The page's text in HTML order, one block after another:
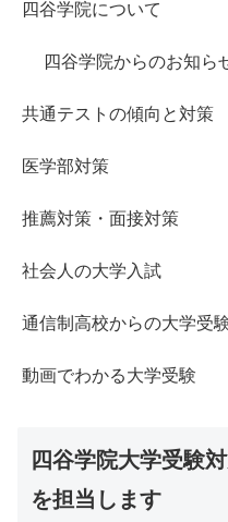
四谷学院について
四谷学院からのお知ら
共通テストの傾向と対策
医学部対策
推薦対策・面接対策
社会人の大学入試
通信制高校からの大学受
動画でわかる大学受験
四谷学院大学受験
を担当します